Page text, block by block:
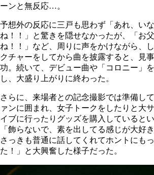
ーンと無反応…。
予想外の反応に三戸も思わず「あれ、い
ね！！」と驚きを隠せなかったが、「お
ね！！」など、周りに声をかけながら、
クチャーをしてから曲を披露すると、見
功。続いて、デビュー曲や「コロニー」
し、大盛り上がりに終わった。
さらに、来場者との記念撮影では準備し
ァンに囲まれ、女子トークをしたりと大
イブに行ったりグッズを購入していると
「飾らないで、素を出してる感じが大好
さっきも普通に話してくれてホントにも
た！」と大興奮した様子だった。